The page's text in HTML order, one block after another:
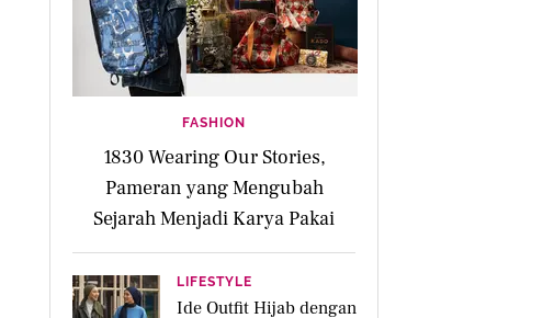
FASHION
1830 Wearing Our Stories,
Pameran yang Mengubah
Sejarah Menjadi Karya Pakai
LIFESTYLE
Ide Outfit Hijab dengan